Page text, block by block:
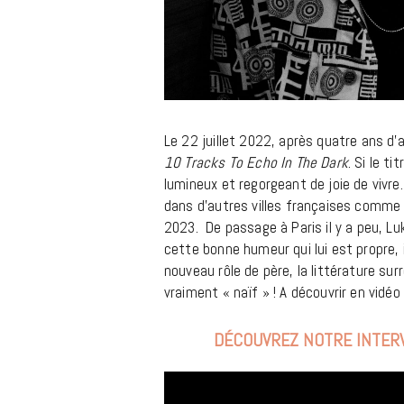
Le 22 juillet 2022, après quatre ans
10 Tracks To Echo In The Dark. Si le
lumineux et regorgeant de joie de
dans d’autres villes françaises
2023. De passage à Paris il y a peu,
cette bonne humeur qui lui est
nouveau rôle de père, la littérature
vraiment « naïf » ! A découvrir en vidéo
DÉCOUVREZ NOTRE